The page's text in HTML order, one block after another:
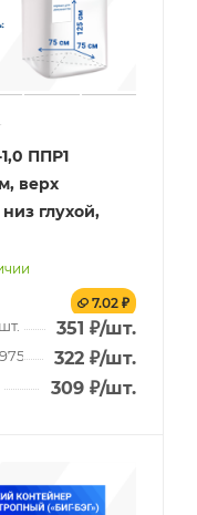
ППР1
верх
глухой,
7.02 ₽
351 ₽/шт.
шт. 322 ₽/шт.
309 ₽/шт.